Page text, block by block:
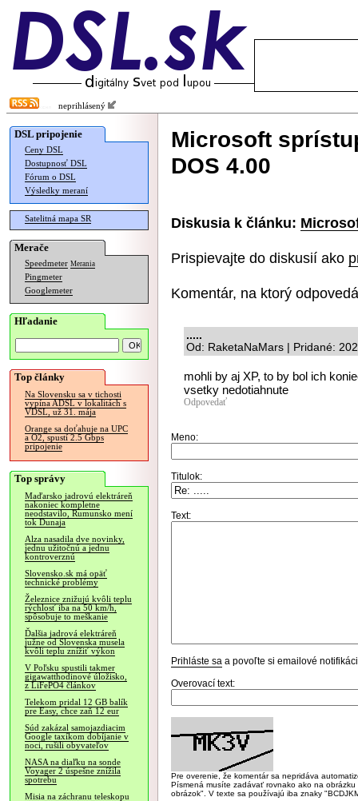
neprihlásený
DSL pripojenie
Ceny DSL
Dostupnosť DSL
Fórum o DSL
Výsledky meraní
Satelitná mapa SR
Merače
Speedmeter Merania
Pingmeter
Googlemeter
Hľadanie
Top články
Na Slovensku sa v tichosti
vypína ADSL v lokalitách s
VDSL, už 31. mája
Orange sa doťahuje na UPC
a O2, spustí 2.5 Gbps
pripojenie
Top správy
Maďarsko jadrovú elektráreň
nakoniec kompletne
neodstavilo, Rumunsko mení
tok Dunaja
Alza nasadila dve novinky,
jednu užitočnú a jednu
kontroverznú
Slovensko.sk má opäť
technické problémy
Železnice znižujú kvôli teplu
rýchlosť iba na 50 km/h,
spôsobuje to meškanie
Ďalšia jadrová elektráreň
južne od Slovenska musela
kvôli teplu znížiť výkon
V Poľsku spustili takmer
gigawatthodinové úložisko,
z LiFePO4 článkov
Telekom pridal 12 GB balík
pre Easy, chce zaň 12 eur
Súd zakázal samojazdiacim
Google taxíkom dobíjanie v
noci, rušili obyvateľov
NASA na diaľku na sonde
Voyager 2 úspešne znížila
spotrebu
Misia na záchranu teleskopu
Microsoft
DOS 4.00
Diskusia k článku:
Prispievajte do diskusií ako
Komentár, na ktorý
.....
Od: RaketaNaMars | Pridané:
mohli by aj XP, to by bol ich
vsetky nedotiahnute
Odpovedať
Meno:
Titulok:
Text:
Prihláste sa a povoľte si emailové
Overovací text:
Pre overenie, že komentár sa nepridáva
Písmená musíte zadávať rovnako ako na
obrázok". V texte sa používajú iba znaky